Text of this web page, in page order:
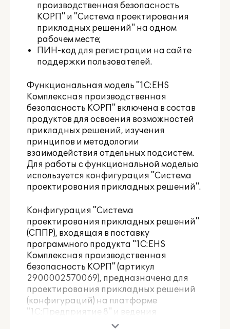
производственная безопасность
КОРП" и "Система проектирования
прикладных решений" на одном
рабочем месте;
ПИН-код для регистрации на сайте
поддержки пользователей.
Функциональная модель "1С:EHS
Комплексная производственная
безопасность КОРП" включена в состав
продуктов для освоения возможностей
прикладных решений, изучения
принципов и методологии
взаимодействия отдельных подсистем.
Для работы с функциональной моделью
используется конфигурация "Система
проектирования прикладных решений".
Конфигурация "Система
проектирования прикладных решений"
(СППР), входящая в поставку
программного продукта "1С:EHS
Комплексная производственная
безопасность КОРП" (артикул
2900002570069), предназначена для
проектирования прикладных решений
(конфигураций) на платформе
"1С:Предприятие 8" и ведения
технической документации проекта.